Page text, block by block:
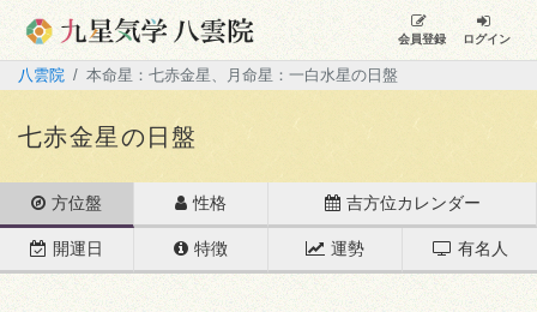
会員登録 ログイン
八雲院 本命星：七赤金星、月命星：一白水星の日盤
七赤金星の日盤
方位盤 性格 吉方位カレンダー
開運日 特徴 運勢 有名人